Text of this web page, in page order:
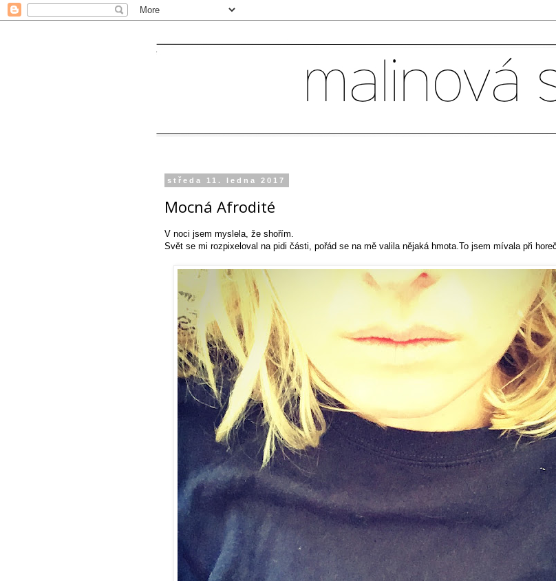
středa 11. ledna 2017
Mocná Afrodité
V noci jsem myslela, že shořím.
Svět se mi rozpixeloval na pidi části, pořád se na mě valila nějaká hmota.To jsem mívala při